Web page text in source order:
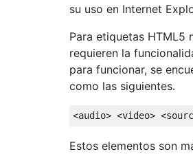
su uso en Internet
Para etiquetas HTML5
requieren la
para funcionar, se
como las siguientes.
<audio> <video>
Estos elementos son